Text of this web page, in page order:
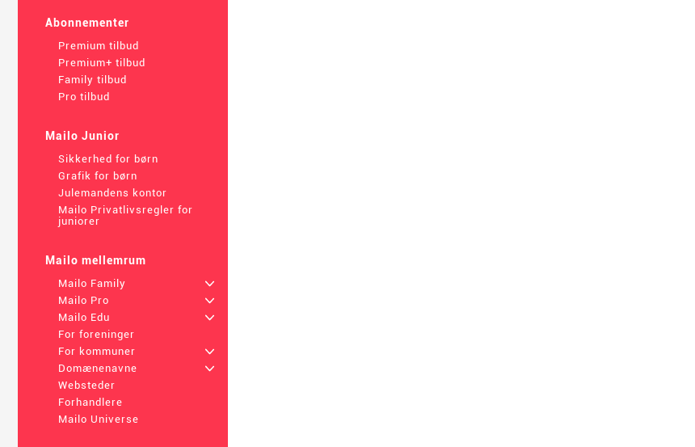
Abonnementer
Premium tilbud
Premium+ tilbud
Family tilbud
Pro tilbud
Mailo Junior
Sikkerhed for børn
Grafik for børn
Julemandens kontor
Mailo Privatlivsregler for
juniorer
Mailo mellemrum
Mailo Family
+
Mailo Pro
+
Mailo Edu
+
For foreninger
For kommuner
+
Domænenavne
+
Websteder
Forhandlere
Mailo Universe